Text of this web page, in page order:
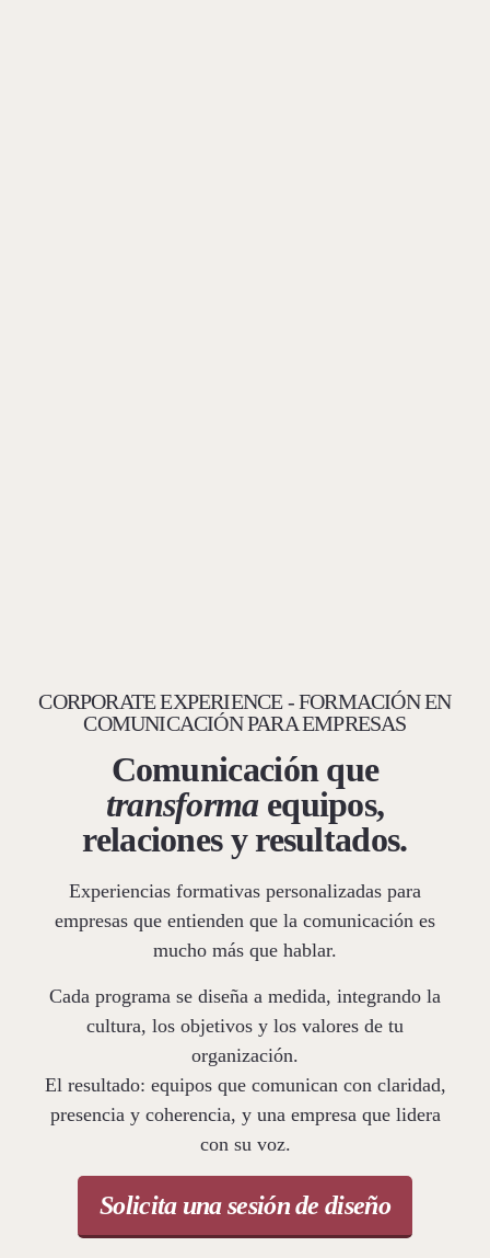
CORPORATE EXPERIENCE - FORMACIÓN EN
COMUNICACIÓN PARA EMPRESAS
Comunicación que
transformaequipos,
relaciones y resultados.
Experiencias formativas personalizadas para
empresas que entienden que la comunicación es
mucho más que hablar.
Cada programa se diseña a medida, integrando la
cultura, los objetivos y los valores de tu
organización.
El resultado: equipos que comunican con claridad,
presencia y coherencia, y una empresa que lidera
con su voz.
Solicita una sesión de diseño